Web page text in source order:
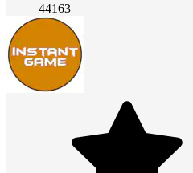
44163